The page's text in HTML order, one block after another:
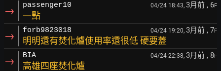
→ passenger10 04/24 18:43, 3月前 , 6F
一點
→ forb9823018 04/24 19:20, 3月前 , 7F
明明還有焚化爐使用率還很低 硬要蓋
→ BIA 04/24 22:38, 3月前 , 8F
高雄四座焚化爐